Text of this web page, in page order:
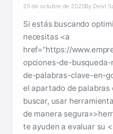
25 de octubre de 2025By Deivi
Si estás buscando
necesitas <a
href="https://
opciones-de-
de-palabras-clave-en-
el apartado de palabras
buscar, usar
de manera
te ayuden a evaluar su